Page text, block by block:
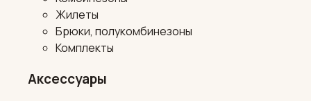
Жилеты
Брюки, полукомбинезоны
Комплекты
Аксессуары